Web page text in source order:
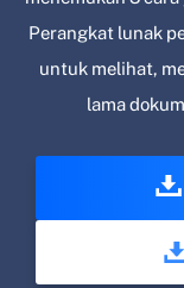
Perangkat lunak
untuk melihat,
lama